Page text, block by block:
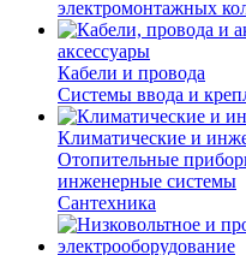
электромонтажных
аксессуары
Кабели и провода
Системы ввода и
Климатические и
Отопительные
инженерные системы
Сантехника